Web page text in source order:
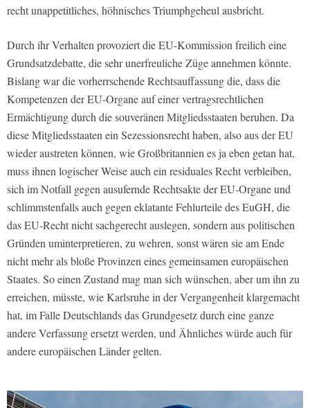
recht unappetitliches, höhnisches Triumphgeheul ausbricht.
Durch ihr Verhalten provoziert die EU-Kommission freilich eine
Grundsatzdebatte, die sehr unerfreuliche Züge annehmen könnte.
Bislang war die vorherrschende Rechtsauffassung die, dass die
Kompetenzen der EU-Organe auf einer vertragsrechtlichen
Ermächtigung durch die souveränen Mitgliedsstaaten beruhen. Da
diese Mitgliedsstaaten ein Sezessionsrecht haben, also aus der EU
wieder austreten können, wie Großbritannien es ja eben getan hat,
muss ihnen logischer Weise auch ein residuales Recht verbleiben,
sich im Notfall gegen ausufernde Rechtsakte der EU-Organe und
schlimmstenfalls auch gegen eklatante Fehlurteile des EuGH, die
das EU-Recht nicht sachgerecht auslegen, sondern aus politischen
Gründen uminterpretieren, zu wehren, sonst wären sie am Ende
nicht mehr als bloße Provinzen eines gemeinsamen europäischen
Staates. So einen Zustand mag man sich wünschen, aber um ihn zu
erreichen, müsste, wie Karlsruhe in der Vergangenheit klargemacht
hat, im Falle Deutschlands das Grundgesetz durch eine ganze
andere Verfassung ersetzt werden, und Ähnliches würde auch für
andere europäischen Länder gelten.